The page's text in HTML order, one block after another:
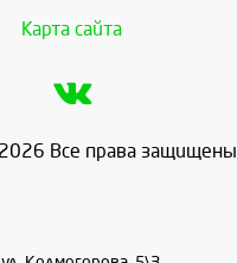
Карта сайта
Все права защищены